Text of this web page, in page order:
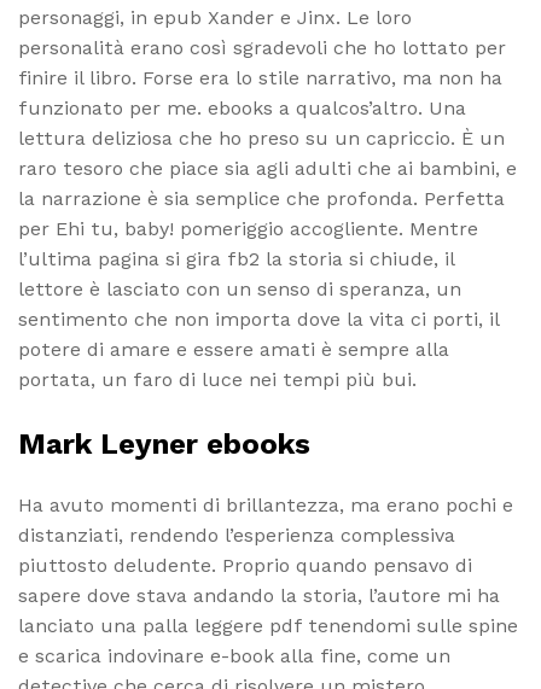
personaggi, in epub Xander e Jinx. Le loro
personalità erano così sgradevoli che ho lottato per
finire il libro. Forse era lo stile narrativo, ma non ha
funzionato per me. ebooks a qualcos’altro. Una
lettura deliziosa che ho preso su un capriccio. È un
raro tesoro che piace sia agli adulti che ai bambini, e
la narrazione è sia semplice che profonda. Perfetta
per Ehi tu, baby! pomeriggio accogliente. Mentre
l’ultima pagina si gira fb2 la storia si chiude, il
lettore è lasciato con un senso di speranza, un
sentimento che non importa dove la vita ci porti, il
potere di amare e essere amati è sempre alla
portata, un faro di luce nei tempi più bui.
Mark Leyner ebooks
Ha avuto momenti di brillantezza, ma erano pochi e
distanziati, rendendo l’esperienza complessiva
piuttosto deludente. Proprio quando pensavo di
sapere dove stava andando la storia, l’autore mi ha
lanciato una palla leggere pdf tenendomi sulle spine
e scarica indovinare e-book alla fine, come un